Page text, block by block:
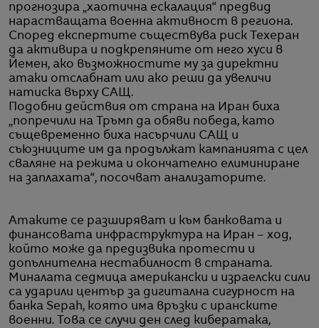
прогнозира „хаотична ескалация“ предвид
нарастващата военна активност в региона.
Според експертите съществува риск Техеран
да активира и подкрепяните от него хуси в
Йемен, ако възможностите му за директни
атаки отслабнат или ако реши да увеличи
натиска върху САЩ.
Подобни действия от страна на Иран биха
„попречили на Тръмп да обяви победа, като
същевременно биха насърчили САЩ и
съюзниците им да продължат кампанията с цел
сваляне на режима и окончателно елиминиране
на заплахата“, посочват анализаторите.
Атаките се разширяват и към банковата и
финансовата инфраструктура на Иран – ход,
който може да предизвика протести и
допълнителна нестабилност в страната.
Миналата седмица американски и израелски сили
са ударили център за дигитална сигурност на
банка Sepah, която има връзки с иранските
военни. Това се случи ден след кибератака,